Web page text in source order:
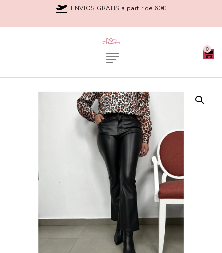
ENVIOS GRATIS a partir de 60€
0